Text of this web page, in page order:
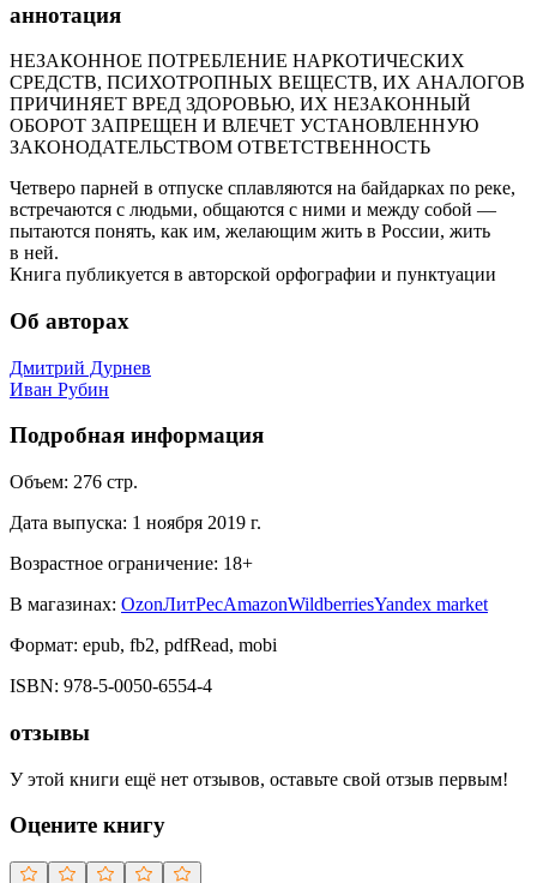
аннотация
НЕЗАКОННОЕ ПОТРЕБЛЕНИЕ НАРКОТИЧЕСКИХ
СРЕДСТВ, ПСИХОТРОПНЫХ ВЕЩЕСТВ, ИХ АНАЛОГОВ
ПРИЧИНЯЕТ ВРЕД ЗДОРОВЬЮ, ИХ НЕЗАКОННЫЙ
ОБОРОТ ЗАПРЕЩЕН И ВЛЕЧЕТ УСТАНОВЛЕННУЮ
ЗАКОНОДАТЕЛЬСТВОМ ОТВЕТСТВЕННОСТЬ
Четверо парней в отпуске сплавляются на байдарках по реке,
встречаются с людьми, общаются с ними и между собой —
пытаются понять, как им, желающим жить в России, жить
в ней.
Книга публикуется в авторской орфографии и пунктуации
Об авторах
Дмитрий Дурнев
Иван Рубин
Подробная информация
Объем: 276 стр.
Дата выпуска: 1 ноября 2019 г.
Возрастное ограничение: 18+
В магазинах: OzonЛитРесAmazonWildberriesYandex market
Формат: epub, fb2, pdfRead, mobi
ISBN: 978-5-0050-6554-4
отзывы
У этой книги ещё нет отзывов, оставьте свой отзыв первым!
Оцените книгу